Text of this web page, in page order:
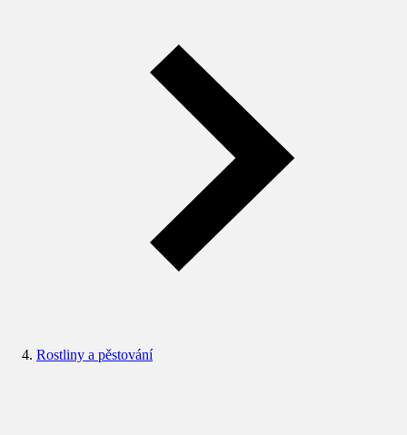
Rostliny a pěstování